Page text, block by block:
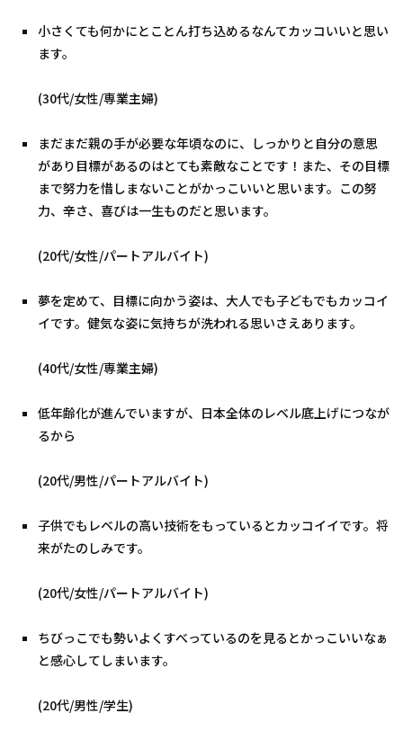
小さくても何かにとことん打ち込めるなんてカッコいいと思い
ます。
(30代/女性/専業主婦)
まだまだ親の手が必要な年頃なのに、しっかりと自分の意思
があり目標があるのはとても素敵なことです！また、その目標
まで努力を惜しまないことがかっこいいと思います。この努
力、辛さ、喜びは一生ものだと思います。
(20代/女性/パートアルバイト)
夢を定めて、目標に向かう姿は、大人でも子どもでもカッコイ
イです。健気な姿に気持ちが洗われる思いさえあります。
(40代/女性/専業主婦)
低年齢化が進んでいますが、日本全体のレベル底上げにつなが
るから
(20代/男性/パートアルバイト)
子供でもレベルの高い技術をもっているとカッコイイです。将
来がたのしみです。
(20代/女性/パートアルバイト)
ちびっこでも勢いよくすべっているのを見るとかっこいいなぁ
と感心してしまいます。
(20代/男性/学生)